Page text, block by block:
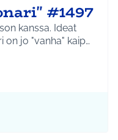
#1497
kanssa. Ideat
on jo "vanha" kaip…
Lapset ja nuoret